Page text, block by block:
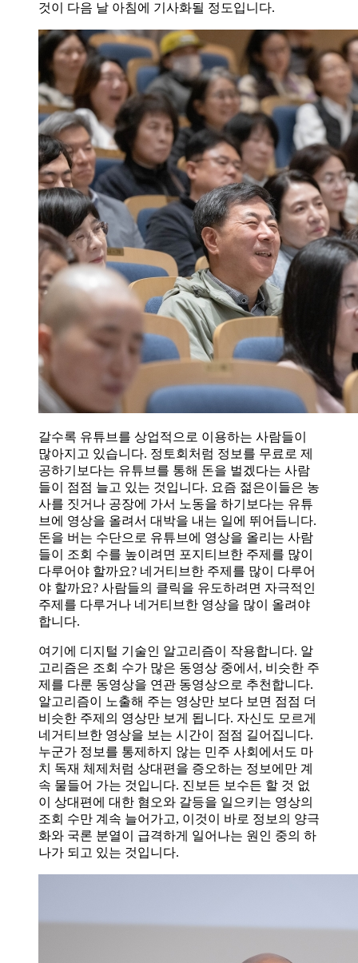
것이 다음 날 아침에 기사화될 정도입니다.
갈수록 유튜브를 상업적으로 이용하는 사람들이
많아지고 있습니다. 정토회처럼 정보를 무료로 제
공하기보다는 유튜브를 통해 돈을 벌겠다는 사람
들이 점점 늘고 있는 것입니다. 요즘 젊은이들은 농
사를 짓거나 공장에 가서 노동을 하기보다는 유튜
브에 영상을 올려서 대박을 내는 일에 뛰어듭니다.
돈을 버는 수단으로 유튜브에 영상을 올리는 사람
들이 조회 수를 높이려면 포지티브한 주제를 많이
다루어야 할까요? 네거티브한 주제를 많이 다루어
야 할까요? 사람들의 클릭을 유도하려면 자극적인
주제를 다루거나 네거티브한 영상을 많이 올려야
합니다.
여기에 디지털 기술인 알고리즘이 작용합니다. 알
고리즘은 조회 수가 많은 동영상 중에서, 비슷한 주
제를 다룬 동영상을 연관 동영상으로 추천합니다.
알고리즘이 노출해 주는 영상만 보다 보면 점점 더
비슷한 주제의 영상만 보게 됩니다. 자신도 모르게
네거티브한 영상을 보는 시간이 점점 길어집니다.
누군가 정보를 통제하지 않는 민주 사회에서도 마
치 독재 체제처럼 상대편을 증오하는 정보에만 계
속 물들어 가는 것입니다. 진보든 보수든 할 것 없
이 상대편에 대한 혐오와 갈등을 일으키는 영상의
조회 수만 계속 늘어가고, 이것이 바로 정보의 양극
화와 국론 분열이 급격하게 일어나는 원인 중의 하
나가 되고 있는 것입니다.